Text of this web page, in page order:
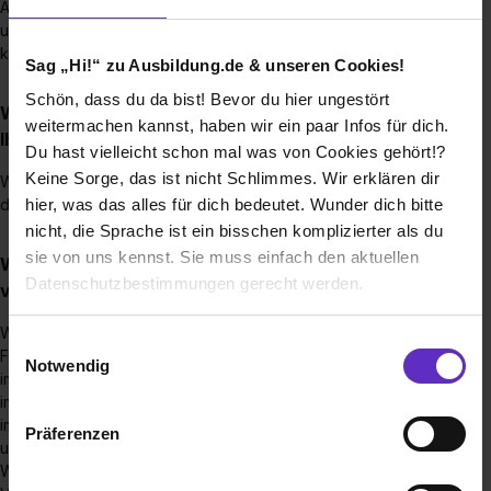
Sag „Hi!“ zu Ausbildung.de & unseren Cookies!
Schön, dass du da bist! Bevor du hier ungestört
weitermachen kannst, haben wir ein paar Infos für dich.
Du hast vielleicht schon mal was von Cookies gehört!?
Keine Sorge, das ist nicht Schlimmes. Wir erklären dir
hier, was das alles für dich bedeutet. Wunder dich bitte
nicht, die Sprache ist ein bisschen komplizierter als du
sie von uns kennst. Sie muss einfach den aktuellen
Datenschutzbestimmungen gerecht werden.
Benutzung der Webseite getroffenen Einstellungen zu
Notwendig
Präferenzen
Ausbildungsbeginn geöffnet und bleibt so lange offen, bis
unsere Stellen besetzt sind. Aber denk daran – wer zuerst
kommt, mahlt zuerst!
Wie viele Ausbildungsstellen werden jährlich bei
Ihnen ausgeschrieben?
Wir bieten jährlich insgesamt 165 Ausbildungsplätze an,
davon 130 in Köln und 35 in Saarlouis.
Wie werden Ausbildungsstellen bei Ihnen
vergütet?
Währen deiner Ausbildung bzw. deinem dualen Studium bei
Ford erhältst du
im 1. Ausbildungsjahr ca. 1.223 € (brutto)
im 2. Ausbildungsjahr ca. 1.288 € (brutto)
im 3. Ausbildungsjahr ca. 1.376 € (brutto)
und im 4. Ausbildungsjahr ca. 1.441 € (brutto)
Während der Studienzeit vergüten wir tarifdynamisch die